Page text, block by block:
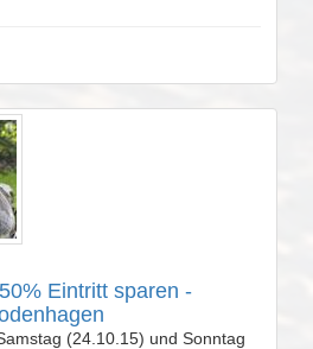
Eintritt sparen -
(24.10.15) und Sonntag